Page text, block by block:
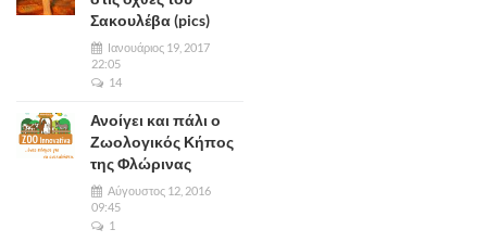
Σακουλέβα (pics)
Ιανουάριος 19, 2017
22:05
14
Ανοίγει και πάλι ο
Ζωολογικός Κήπος
της Φλώρινας
Αύγουστος 12, 2016
09:45
1